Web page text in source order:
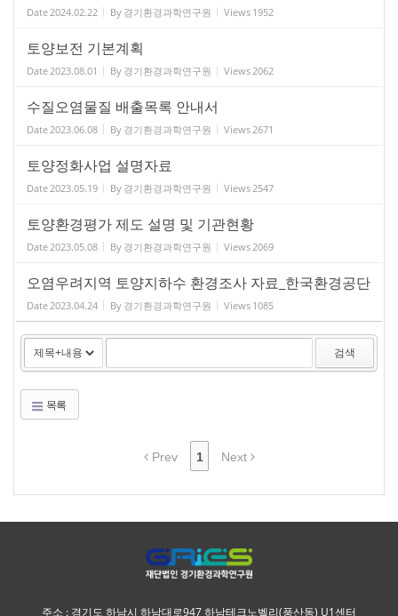
Date2024.02.22 By 경기환경과학연구원 Views 1952
토양보전 기본계획
Date2023.08.01 By 경기환경과학연구원 Views2062
수질오염물질 배출목록 안내서
Date2023.06.08 By 경기환경과학연구원 Views2671
토양정화사업 설명자료
Date2023.05.19 By 경기환경과학연구원 Views2547
토양환경평가 제도 설명 및 기관현황
Date2023.05.08 By 경기환경과학연구원 Views2069
오염우려지역 토양지하수 환경조사 자료_한국환경공단
Date2023.04.24 By 경기환경과학연구원 Views 1085
검색
목록
Prev 1 Next
주소 : 경기도 하남시 하남대로947 하남테크노벨리(풍산동) U1센터